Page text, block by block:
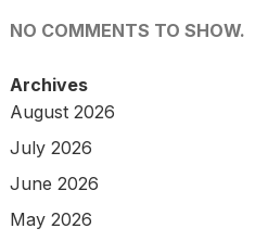
NO COMMENTS TO SHOW.
Archives
August 2026
July 2026
June 2026
May 2026